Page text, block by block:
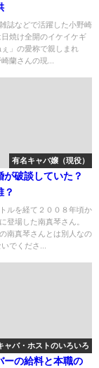
誌などで活躍した小野崎
焼け全開のイケイケギ
」の愛称で親しまれ
蘭さんの現...
有名キャバ嬢（現役）
が破談していた？
？
ルを経て２００８年頃か
登場した南真琴さん。
南真琴さんとは別人なの
でくださ...
ャバ・ホストのいろいろ
ーの給料と本職の